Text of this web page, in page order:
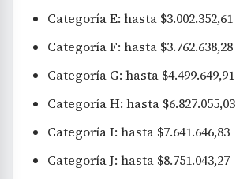
Categoría E: hasta $3.002.352,61
Categoría F: hasta $3.762.638,28
Categoría G: hasta $4.499.649,91
Categoría H: hasta $6.827.055,03
Categoría I: hasta $7.641.646,83
Categoría J: hasta $8.751.043,27